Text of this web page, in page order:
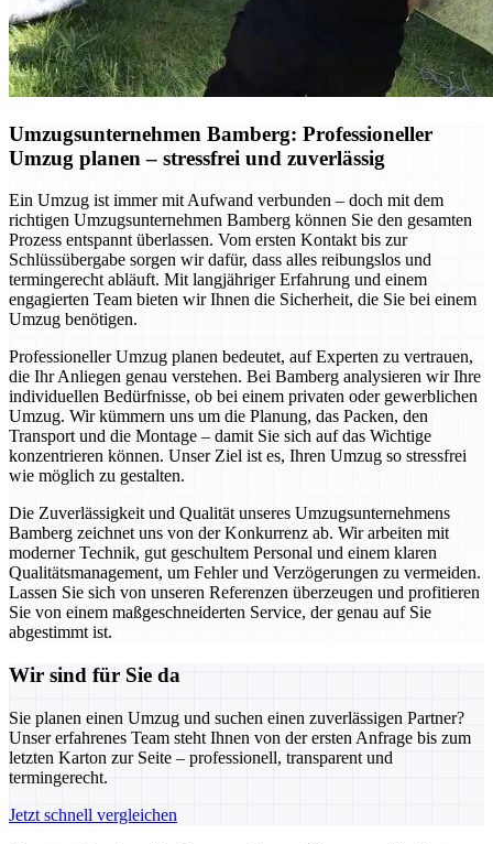
Umzugsunternehmen Bamberg: Professioneller
Umzug planen – stressfrei und zuverlässig
Ein Umzug ist immer mit Aufwand verbunden – doch mit dem
richtigen Umzugsunternehmen Bamberg können Sie den gesamten
Prozess entspannt überlassen. Vom ersten Kontakt bis zur
Schlüssübergabe sorgen wir dafür, dass alles reibungslos und
termingerecht abläuft. Mit langjähriger Erfahrung und einem
engagierten Team bieten wir Ihnen die Sicherheit, die Sie bei einem
Umzug benötigen.
Professioneller Umzug planen bedeutet, auf Experten zu vertrauen,
die Ihr Anliegen genau verstehen. Bei Bamberg analysieren wir Ihre
individuellen Bedürfnisse, ob bei einem privaten oder gewerblichen
Umzug. Wir kümmern uns um die Planung, das Packen, den
Transport und die Montage – damit Sie sich auf das Wichtige
konzentrieren können. Unser Ziel ist es, Ihren Umzug so stressfrei
wie möglich zu gestalten.
Die Zuverlässigkeit und Qualität unseres Umzugsunternehmens
Bamberg zeichnet uns von der Konkurrenz ab. Wir arbeiten mit
moderner Technik, gut geschultem Personal und einem klaren
Qualitätsmanagement, um Fehler und Verzögerungen zu vermeiden.
Lassen Sie sich von unseren Referenzen überzeugen und profitieren
Sie von einem maßgeschneiderten Service, der genau auf Sie
abgestimmt ist.
Wir sind für Sie da
Sie planen einen Umzug und suchen einen zuverlässigen Partner?
Unser erfahrenes Team steht Ihnen von der ersten Anfrage bis zum
letzten Karton zur Seite – professionell, transparent und
termingerecht.
Jetzt schnell vergleichen